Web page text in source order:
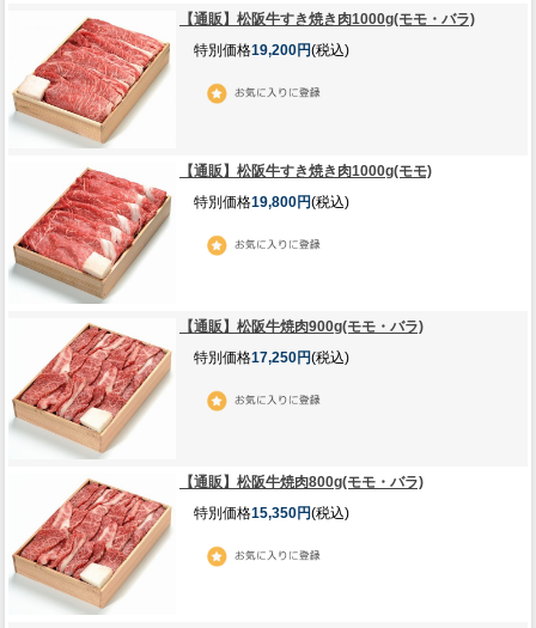
【通販】松阪牛すき焼き肉1000g(モモ・バラ)
特別価格19,200円(税込)
【通販】松阪牛すき焼き肉1000g(モモ)
特別価格19,800円(税込)
【通販】松阪牛焼肉900g(モモ・バラ)
特別価格17,250円(税込)
【通販】松阪牛焼肉800g(モモ・バラ)
特別価格15,350円(税込)